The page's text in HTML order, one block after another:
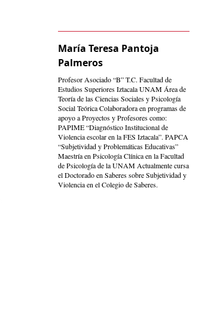
María Teresa Pantoja
Palmeros
Profesor Asociado “B” T.C. Facultad de
Estudios Superiores Iztacala UNAM Área de
Teoría de las Ciencias Sociales y Psicología
Social Teórica Colaboradora en programas de
apoyo a Proyectos y Profesores como:
PAPIME “Diagnóstico Institucional de
Violencia escolar en la FES Iztacala”. PAPCA
“Subjetividad y Problemáticas Educativas”
Maestría en Psicología Clínica en la Facultad
de Psicología de la UNAM Actualmente cursa
el Doctorado en Saberes sobre Subjetividad y
Violencia en el Colegio de Saberes.